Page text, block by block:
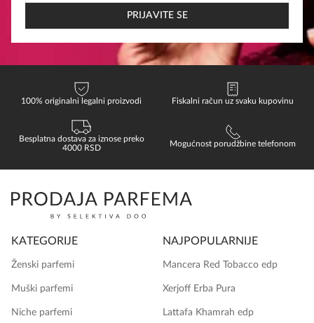
PRIJAVITE SE
100% originalni legalni proizvodi Fiskalni račun uz svaku kupovinu
Besplatna dostava za iznose preko
4000 RSD
Mogućnost porudžbine telefonom
KATEGORIJE
Ženski parfemi
Muški parfemi
Niche parfemi
NAJPOPULARNIJE
Mancera Red Tobacco edp
Xerjoff Erba Pura
Lattafa Khamrah edp